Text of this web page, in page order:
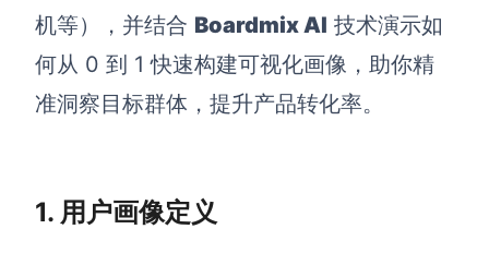
向团队介绍
博思白板boardmix
机等），并结合 Boardmix AI 技术演示如
何从 0 到 1 快速构建可视化画像，助你精
准洞察目标群体，提升产品转化率。
1. 用户画像定义